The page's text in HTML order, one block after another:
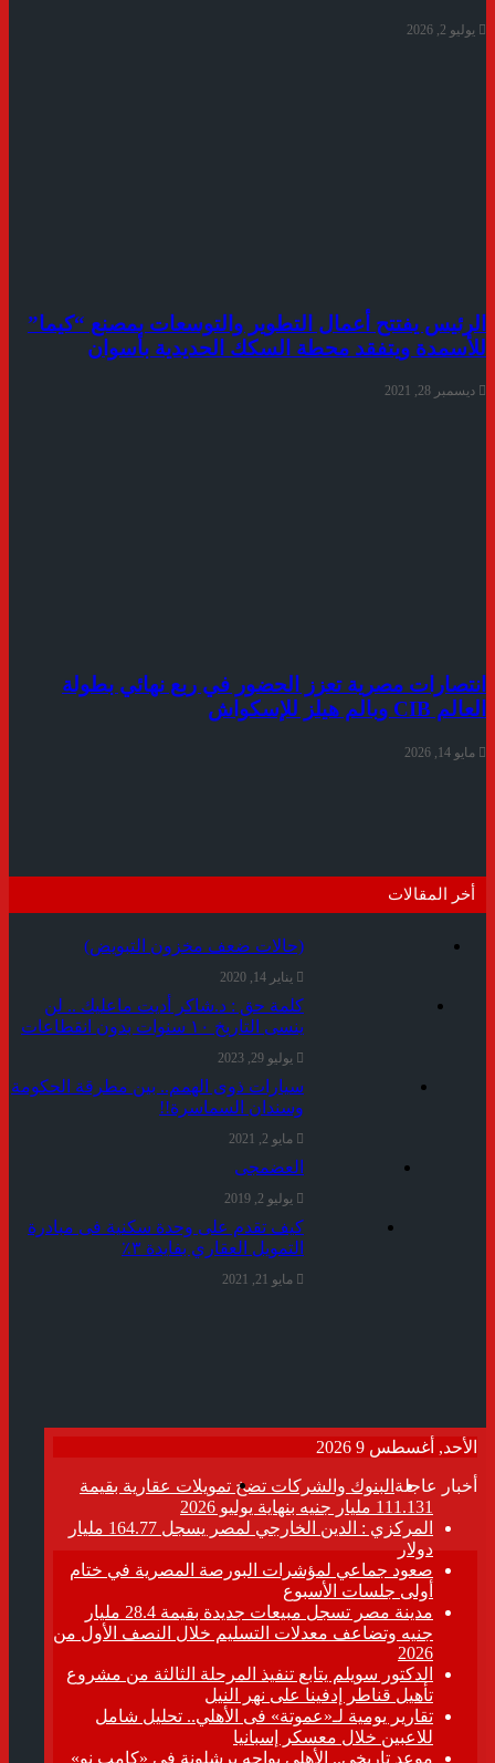
يوليو 2, 2026
الرئيس يفتتح أعمال التطوير والتوسعات بمصنع “كيما”
للأسمدة ويتفقد محطة السكك الحديدية بأسوان
ديسمبر 28, 2021
انتصارات مصرية تعزز الحضور في ربع نهائي بطولة
العالم CIB وبالم هيلز للإسكواش
مايو 14, 2026
أخر المقالات
(حالات ضعف مخزون التبويض)
يناير 14, 2020
كلمة حق : د.شاكر أديت ماعليك .. لن
ينسى التاريخ ١٠ سنوات بدون انقطاعات
يوليو 29, 2023
سيارات ذوى الهمم.. بين مطرقة الحكومة
وسندان السماسرة!!
مايو 2, 2021
العضمجى
يوليو 2, 2019
كيف تقدم على وحدة سكنية فى مبادرة
التمويل العقاري بفايدة ٣٪
مايو 21, 2021